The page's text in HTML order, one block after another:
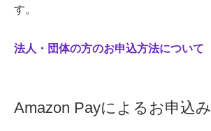
す。
法人・団体の方のお申込方法について
Amazon Payによるお申込み